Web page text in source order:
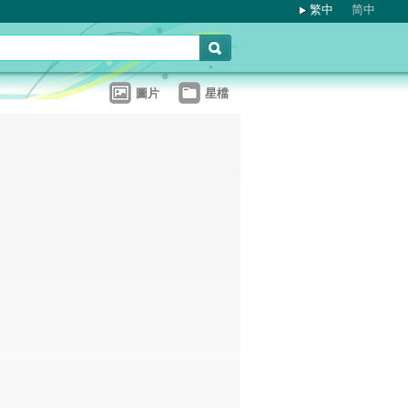
繁中 简中
圖片 星檔